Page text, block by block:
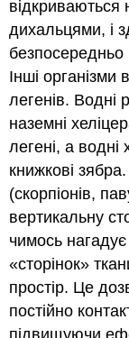
відкриваються
дихальцями, і
безпосередньо
Інші організми
легенів. Водні
наземні
легені, а водні
книжкові
(скорпіонів,
вертикальну
чимось
«сторінок»
простір. Це
постійно
підвищуючи